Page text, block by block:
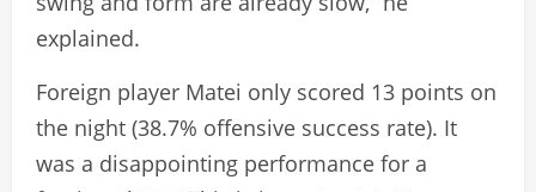
explained.
Foreign player Matei only scored 13 points on
the night (38.7% offensive success rate). It
was a disappointing performance for a